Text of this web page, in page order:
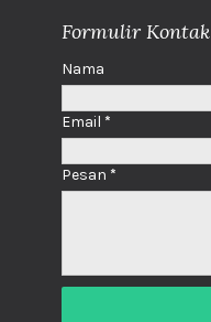
Formulir Kontak
Nama
Email *
Pesan *